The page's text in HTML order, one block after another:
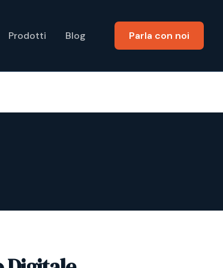
Prodotti Blog Parla con noi